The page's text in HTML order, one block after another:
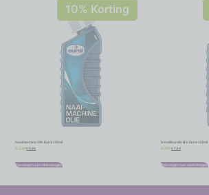
10% Korting
Naaimachine Olie Eurol 100ml
€5,95 €5,36
Toevoegen aan winkelwagen
Derailleurolie Bio Eurol 100ml
7,95 €7,16
Toevoegen aan winkelwagen